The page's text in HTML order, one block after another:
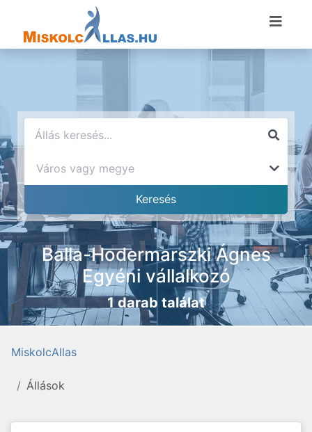
Balla-Hodermarszki Ágnes
Egyéni vállalkozó
1 darab találat
MiskolcAllas
Állások